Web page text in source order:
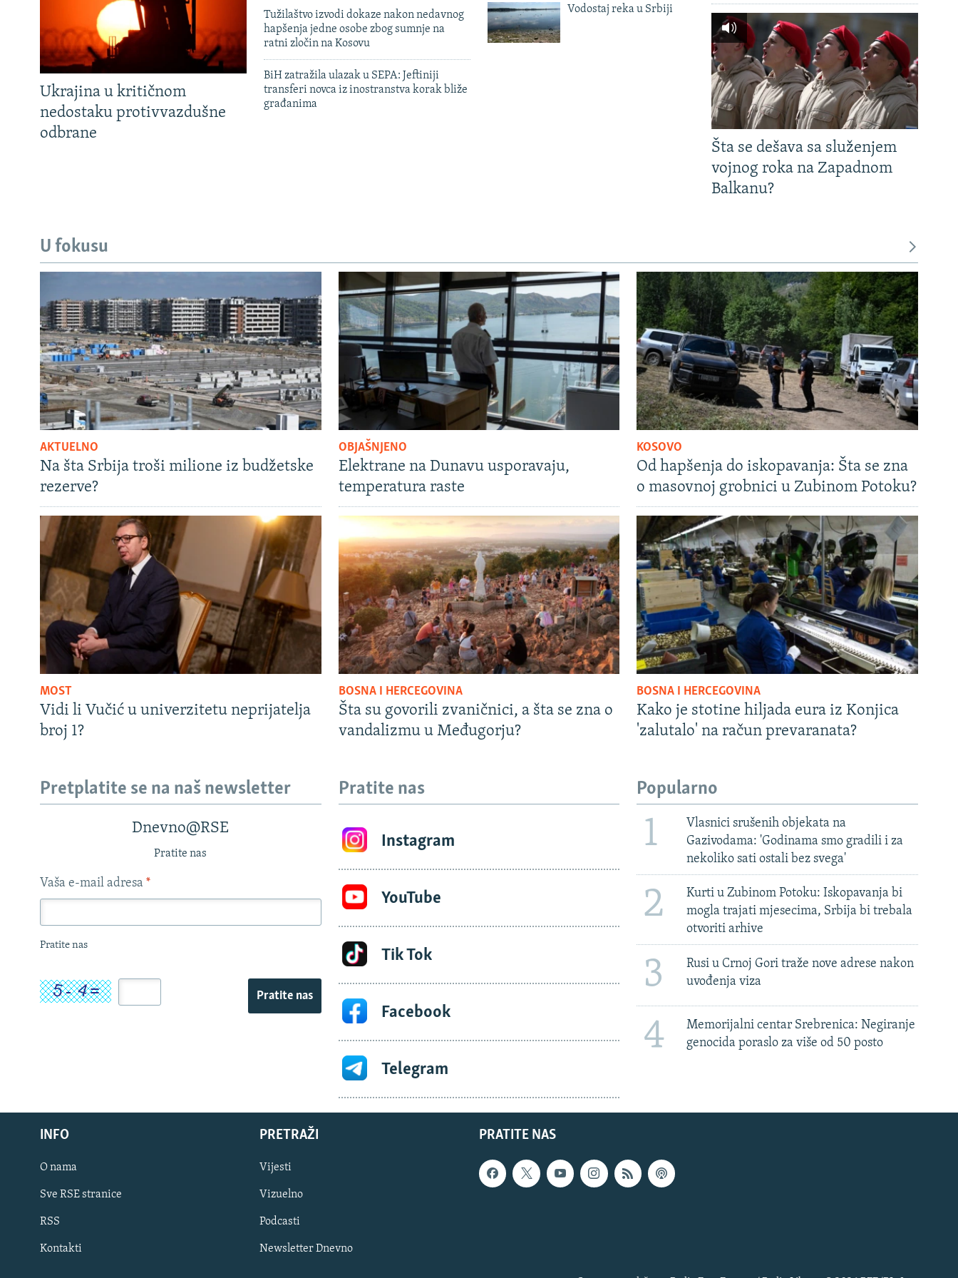
Ukrajina u kritičnom
nedostaku protivvazdušne
odbrane
Tužilaštvo izvodi dokaze nakon nedavnog
hapšenja jedne osobe zbog sumnje na
ratni zločin na Kosovu
BiH zatražila ulazak u SEPA: Jeftiniji
transferi novca iz inostranstva korak bliže
građanima
Vodostaj reka u Srbiji
Šta se dešava sa služenjem
vojnog roka na Zapadnom
Balkanu?
U fokusu
AKTUELNO
Na šta Srbija troši milione iz budžetske
rezerve?
OBJAŠNJENO
Elektrane na Dunavu usporavaju,
temperatura raste
KOSOVO
Od hapšenja do iskopavanja: Šta se zna
o masovnoj grobnici u Zubinom Potoku?
MOST
Vidi li Vučić u univerzitetu neprijatelja
broj 1?
BOSNA I HERCEGOVINA
Šta su govorili zvaničnici, a šta se zna o
vandalizmu u Međugorju?
BOSNA I HERCEGOVINA
Kako je stotine hiljada eura iz Konjica
'zalutalo' na račun prevaranata?
Pretplatite se na naš newsletter
Dnevno@RSE
Pratite nas
Vaša e-mail adresa *
Pratite nas
Pratite nas
Pratite nas
Instagram
YouTube
Tik Tok
Facebook
Telegram
Popularno
1
Vlasnici srušenih objekata na
Gazivodama: 'Godinama smo gradili i za
nekoliko sati ostali bez svega'
2
Kurti u Zubinom Potoku: Iskopavanja bi
mogla trajati mjesecima, Srbija bi trebala
otvoriti arhive
3
Rusi u Crnoj Gori traže nove adrese nakon
uvođenja viza
4
Memorijalni centar Srebrenica: Negiranje
genocida poraslo za više od 50 posto
PRATITE NAS
INFO
O nama
Sve RSE stranice
RSS
Kontakti
PRETRAŽI
Vijesti
Vizuelno
Podcasti
Newsletter Dnevno